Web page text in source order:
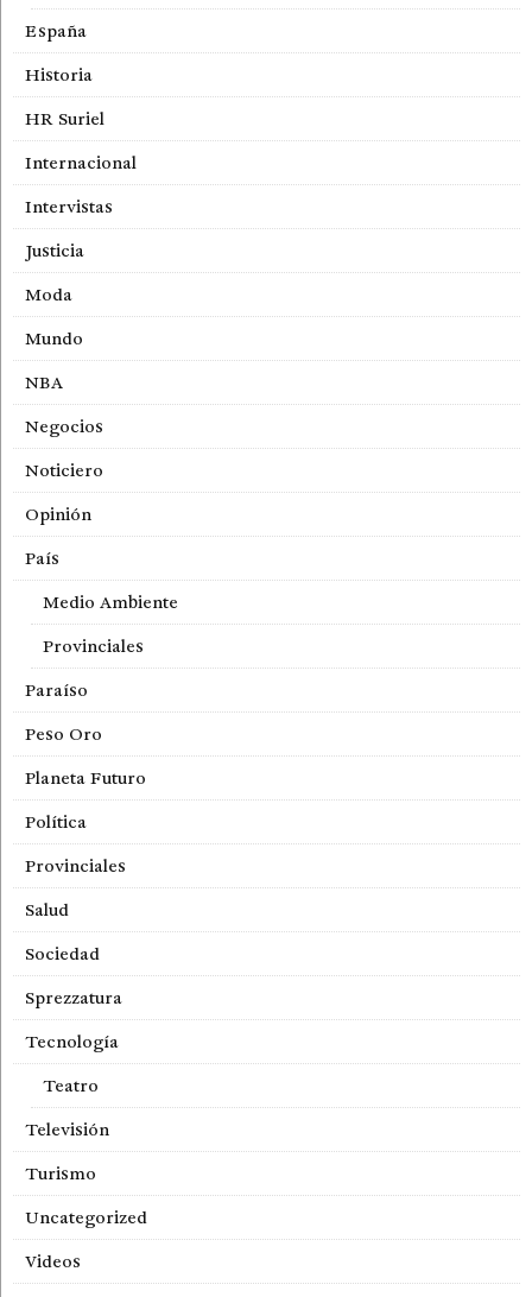
España
Historia
HR Suriel
Internacional
Intervistas
Justicia
Moda
Mundo
NBA
Negocios
Noticiero
Opinión
País
Medio Ambiente
Provinciales
Paraíso
Peso Oro
Planeta Futuro
Política
Provinciales
Salud
Sociedad
Sprezzatura
Tecnología
Teatro
Televisión
Turismo
Uncategorized
Videos